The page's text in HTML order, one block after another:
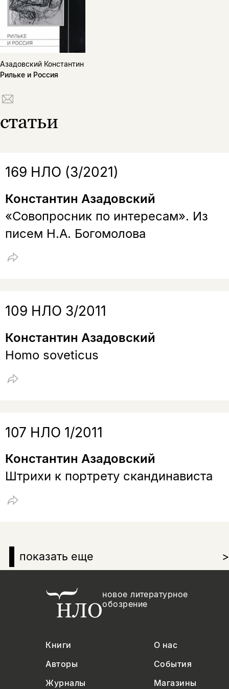
Азадовский Константин
Рильке и Россия
статьи
показать еще >
169 НЛО (3/2021)
Константин Азадовский
«Совопросник по интересам». Из
писем Н.А. Богомолова
109 НЛО 3/2011
Константин Азадовский
Homo soveticus
107 НЛО 1/2011
Константин Азадовский
Штрихи к портрету скандинависта
новое литературное
обозрение
Книги
О нас
Авторы
События
Журналы
Магазины
Копировать